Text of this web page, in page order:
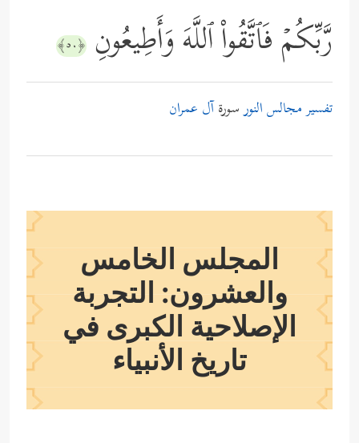
رَّبِّكُمۡ فَٱتَّقُواْ ٱللَّهَ وَأَطِیعُونِ ﴿٥٠﴾
تفسير مجالس النورسورةآل عمران
المجلس الخامس
والعشرون: التجربة
الإصلاحية الكبرى في
تاريخ الأنبياء